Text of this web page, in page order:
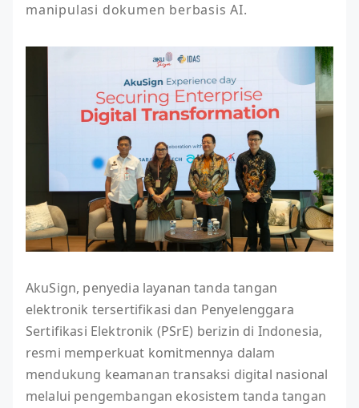
manipulasi dokumen berbasis AI.
AkuSign, penyedia layanan tanda tangan
elektronik tersertifikasi dan Penyelenggara
Sertifikasi Elektronik (PSrE) berizin di Indonesia,
resmi memperkuat komitmennya dalam
mendukung keamanan transaksi digital nasional
melalui pengembangan ekosistem tanda tangan